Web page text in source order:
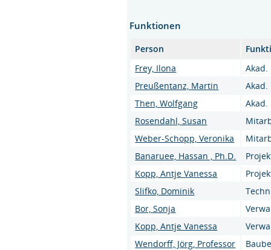
Funktionen
Person
Frey, Ilona
Preußentanz, Martin
Then, Wolfgang
Rosendahl, Susan
Weber-Schopp, Veronika
Banaruee, Hassan , Ph.D.
Kopp, Antje Vanessa
Slifko, Dominik
Bor, Sonja
Kopp, Antje Vanessa
Wendorff, Jörg, Professor